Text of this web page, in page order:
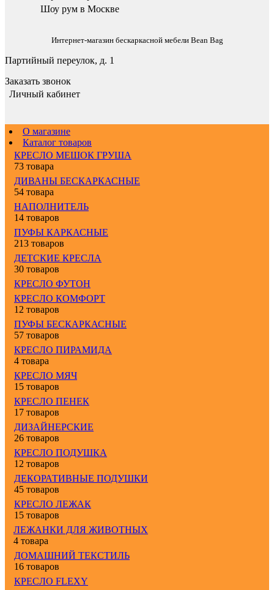
Шоу рум в Москве
Интернет-магазин бескаркасной мебели Bean Bag
Партийный переулок, д. 1
Заказать звонок
Личный кабинет
О магазине
Каталог товаров
КРЕСЛО МЕШОК ГРУША
73 товара
ДИВАНЫ БЕСКАРКАСНЫЕ
54 товара
НАПОЛНИТЕЛЬ
14 товаров
ПУФЫ КАРКАСНЫЕ
213 товаров
ДЕТСКИЕ КРЕСЛА
30 товаров
КРЕСЛО ФУТОН
КРЕСЛО КОМФОРТ
12 товаров
ПУФЫ БЕСКАРКАСНЫЕ
57 товаров
КРЕСЛО ПИРАМИДА
4 товара
КРЕСЛО МЯЧ
15 товаров
КРЕСЛО ПЕНЕК
17 товаров
ДИЗАЙНЕРСКИЕ
26 товаров
КРЕСЛО ПОДУШКА
12 товаров
ДЕКОРАТИВНЫЕ ПОДУШКИ
45 товаров
КРЕСЛО ЛЕЖАК
15 товаров
ЛЕЖАНКИ ДЛЯ ЖИВОТНЫХ
4 товара
ДОМАШНИЙ ТЕКСТИЛЬ
16 товаров
КРЕСЛО FLEXY